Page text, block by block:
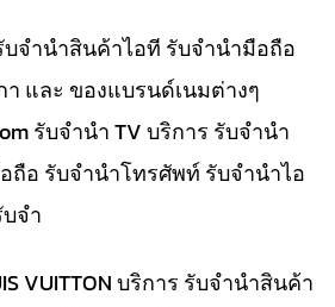
บจำนำสินค้าไอที รับจำนำมือถือ
และ ของแบรนด์เนมต่างๆ
รับจำนำ TV บริการ รับจำนำ
ถือ รับจำนำโทรศัพท์ รับจำนำไอ
จำ
VUITTON บริการ รับจำนำสินค้า